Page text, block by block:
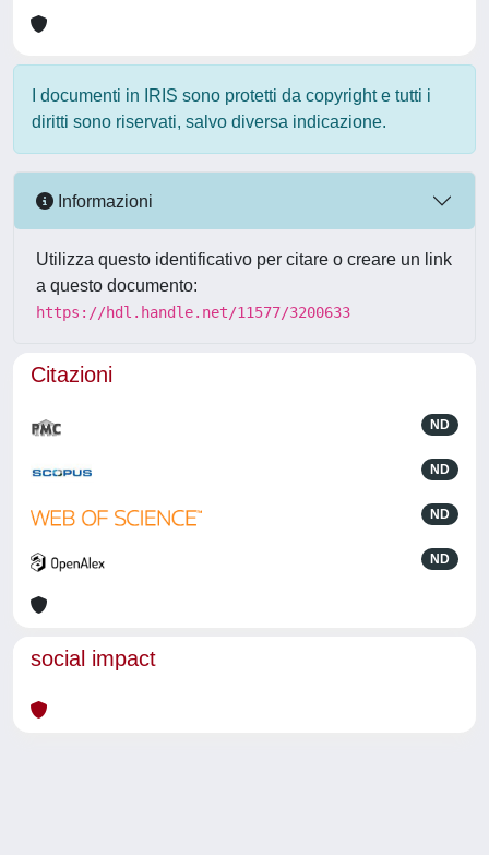
I documenti in IRIS sono protetti da copyright e tutti i
diritti sono riservati, salvo diversa indicazione.
Informazioni
Utilizza questo identificativo per citare o creare un link
a questo documento:
https://hdl.handle.net/11577/3200633
Citazioni
ND
ND
ND
ND
social impact